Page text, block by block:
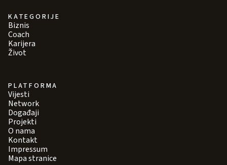
KATEGORIJE
Biznis
Coach
Karijera
Život
PLATFORMA
Vijesti
Network
Događaji
Projekti
O nama
Kontakt
Impressum
Mapa stranice